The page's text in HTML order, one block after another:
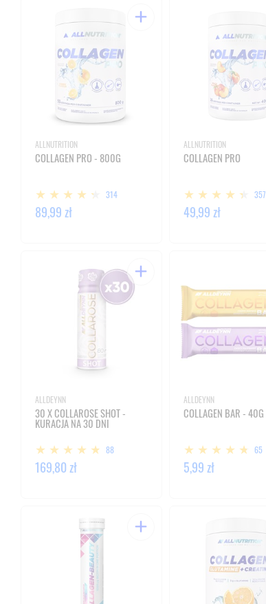
ALLNUTRITION
COLLAGEN PRO - 800G
314
89,99 zł
ALLNUTRITION
COLLAGEN PRO
357
49,99 zł
ALLDEYNN
30 X COLLAROSE SHOT -
KURACJA NA 30 DNI
88
169,80 zł
ALLDEYNN
COLLAGEN BAR - 40G
65
5,99 zł